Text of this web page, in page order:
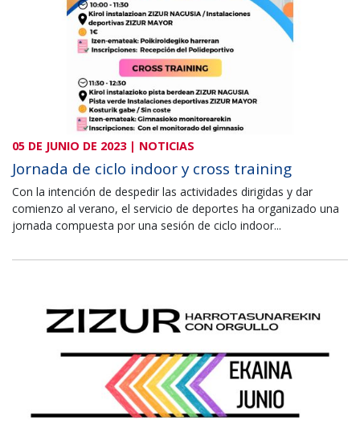
05 DE JUNIO DE 2023 | NOTICIAS
Jornada de ciclo indoor y cross training
Con la intención de despedir las actividades dirigidas y dar
comienzo al verano, el servicio de deportes ha organizado una
jornada compuesta por una sesión de ciclo indoor...